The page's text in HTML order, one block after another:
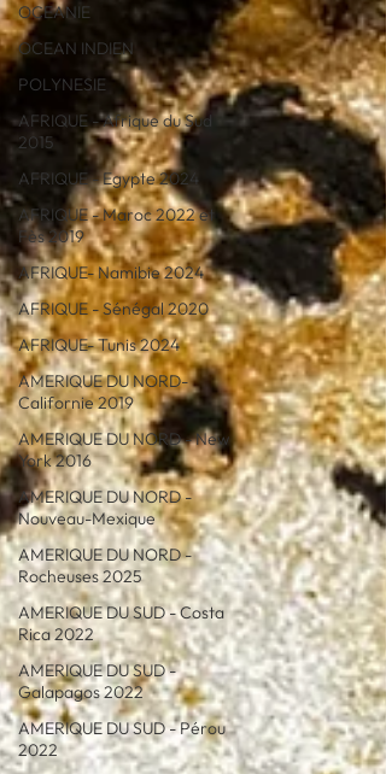
OCEANIE
OCEAN INDIEN
POLYNESIE
AFRIQUE - Afrique du Sud
2015
AFRIQUE - Egypte 2024
AFRIQUE - Maroc 2022 et
Fès 2019
AFRIQUE- Namibie 2024
AFRIQUE - Sénégal 2020
AFRIQUE- Tunis 2024
AMERIQUE DU NORD-
Californie 2019
AMERIQUE DU NORD - New
York 2016
AMERIQUE DU NORD -
Nouveau-Mexique
AMERIQUE DU NORD -
Rocheuses 2025
AMERIQUE DU SUD - Costa
Rica 2022
AMERIQUE DU SUD -
Galapagos 2022
AMERIQUE DU SUD - Pérou
2022